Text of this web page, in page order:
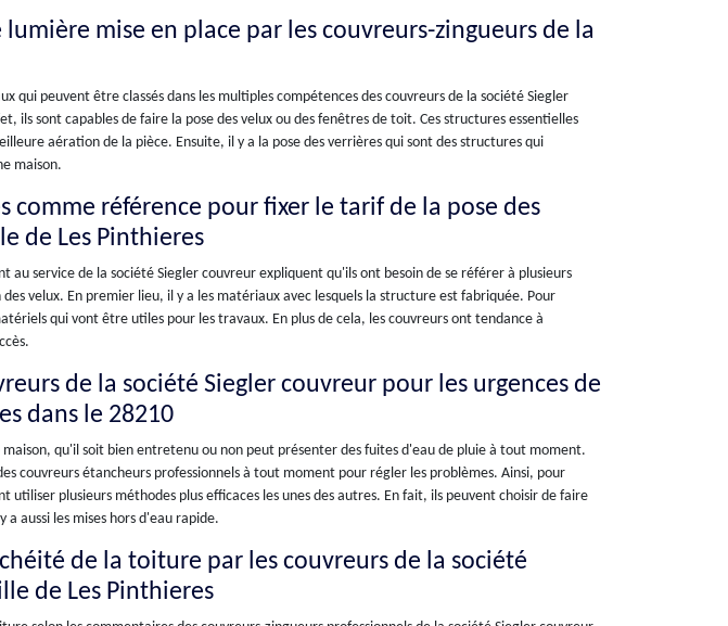
mise en place par les couvreurs-zingueurs de la
qui peuvent être classés dans les multiples compétences des couvreurs de la société Siegler
ils sont capables de faire la pose des velux ou des fenêtres de toit. Ces structures essentielles
aération de la pièce. Ensuite, il y a la pose des verrières qui sont des structures qui
maison.
comme référence pour fixer le tarif de la pose des
de Les Pinthieres
au service de la société Siegler couvreur expliquent qu'ils ont besoin de se référer à plusieurs
velux. En premier lieu, il y a les matériaux avec lesquels la structure est fabriquée. Pour
qui vont être utiles pour les travaux. En plus de cela, les couvreurs ont tendance à
de la société Siegler couvreur pour les urgences de
dans le 28210
qu'il soit bien entretenu ou non peut présenter des fuites d'eau de pluie à tout moment.
couvreurs étancheurs professionnels à tout moment pour régler les problèmes. Ainsi, pour
utiliser plusieurs méthodes plus efficaces les unes des autres. En fait, ils peuvent choisir de faire
aussi les mises hors d'eau rapide.
de la toiture par les couvreurs de la société
de Les Pinthieres